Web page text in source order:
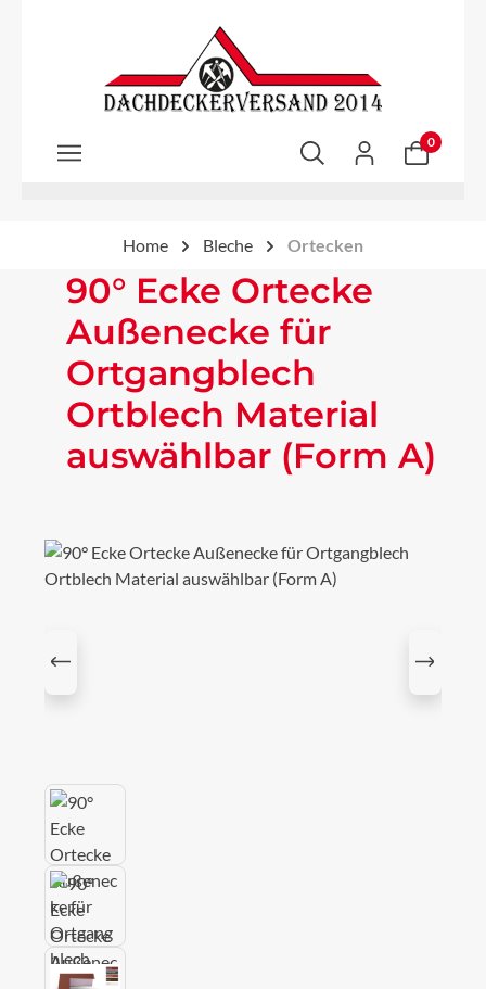
Zum Hauptinhalt springen
0
Home Bleche Ortecken
90° Ecke Ortecke
Außenecke für
Ortgangblech
Ortblech Material
auswählbar (Form A)
Bildergalerie überspringen